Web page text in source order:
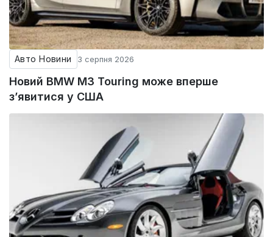
Авто Новини 3 серпня 2026
Новий BMW M3 Touring може вперше
з’явитися у США